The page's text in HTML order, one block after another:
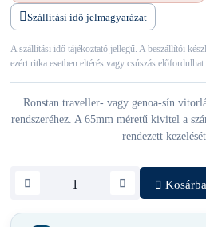
Szállítási idő jelmagyarázat
A szállítási idő tájékoztató jellegű. A beszállítói
ezért ritka esetben eltérés vagy csúszás előfordulhat.
Ronstan traveller- vagy genoa-sín
rendszeréhez. A 65mm méretű kivitel a
rendezett
Kosárba